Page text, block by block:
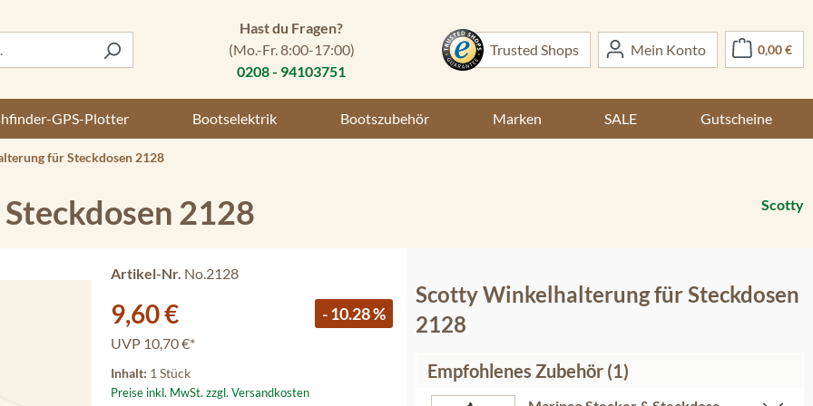
Hast du Fragen?
(Mo.-Fr. 8:00-17:00)
0208 - 94103751
Trusted Shops Mein Konto 0,00 €
GPS-Plotter Bootselektrik Bootszubehör Marken SALE Gutscheine
für Steckdosen 2128
2128 Scotty
Artikel-Nr. No.2128
Verkaufspreis:
9,60 € - 10.28 %
UVP 10,70 €*
Inhalt: 1 Stück
Preise inkl. MwSt. zzgl. Versandkosten
Scotty Winkelhalterung für Steckdosen
2128
Empfohlenes Zubehör (1)